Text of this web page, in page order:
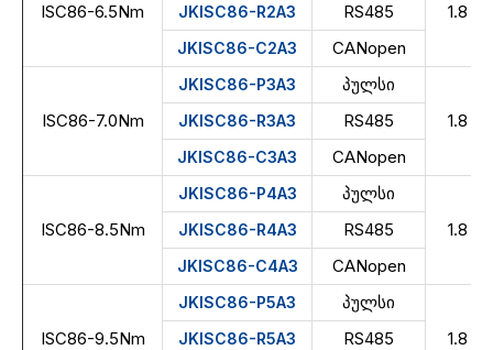
ISC86-6.5Nm
1.8
JKISC86-R2A3 RS485
JKISC86-C2A3 CANopen
ISC86-7.0Nm
JKISC86-P3A3
პულსი
1.8
JKISC86-R3A3 RS485
JKISC86-C3A3 CANopen
ISC86-8.5Nm
JKISC86-P4A3
პულსი
1.8
JKISC86-R4A3 RS485
JKISC86-C4A3 CANopen
ISC86-9.5Nm
JKISC86-P5A3
პულსი
1.8
JKISC86-R5A3 RS485